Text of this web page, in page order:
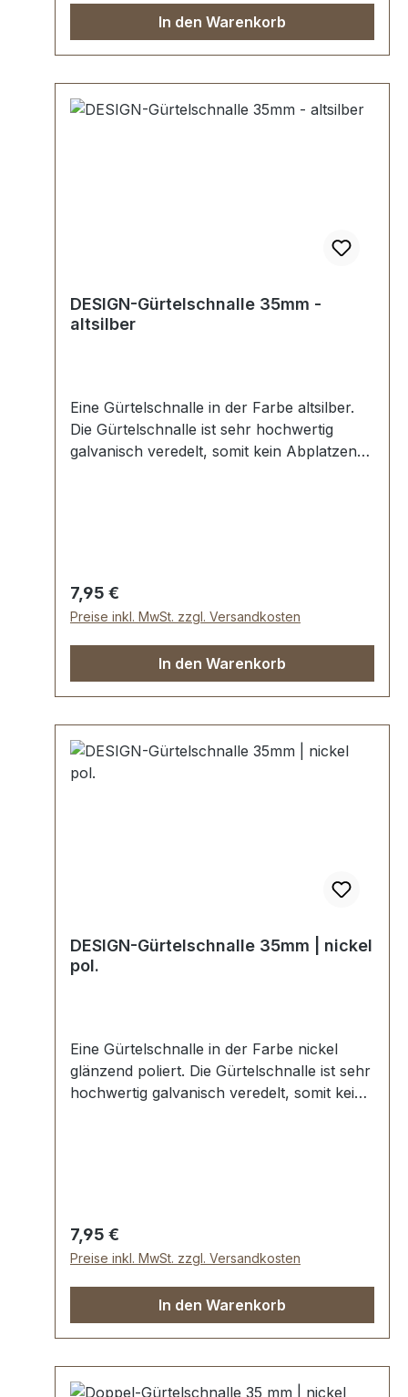
In den Warenkorb
DESIGN-Gürtelschnalle 35mm -
altsilber
Eine Gürtelschnalle in der Farbe altsilber.
Die Gürtelschnalle ist sehr hochwertig
galvanisch veredelt, somit kein Abplatzen
Regulärer Preis:
7,95 €
Preise inkl. MwSt. zzgl. Versandkosten
In den Warenkorb
DESIGN-Gürtelschnalle 35mm | nickel
pol.
Eine Gürtelschnalle in der Farbe nickel
glänzend poliert. Die Gürtelschnalle ist sehr
hochwertig galvanisch veredelt, somit kein
Regulärer Preis:
7,95 €
Preise inkl. MwSt. zzgl. Versandkosten
In den Warenkorb